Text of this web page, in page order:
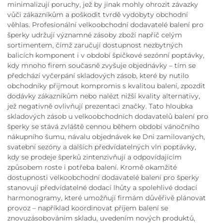
minimalizují poruchy, jež by jinak mohly ohrozit závazky
vůči zákazníkům a poškodit tvrdě vydobyty obchodní
věhlas. Profesionální velkoobchodní dodavatelé balení pro
šperky udržují významné zásoby zboží napříč celým
sortimentem, čímž zaručují dostupnost nezbytných
balicích komponent i v období špičkové sezónní poptávky,
kdy mnoho firem současně zvyšuje objednávky – tím se
předchází vyčerpání skladových zásob, které by nutilo
obchodníky přijmout kompromis s kvalitou balení, zpozdit
dodávky zákazníkům nebo nalézt nižší kvality alternativy,
jež negativně ovlivňují prezentaci značky. Tato hloubka
skladových zásob u velkoobchodních dodavatelů balení pro
šperky se stává zvláště cennou během období vánočního
nákupního šumu, návalu objednávek ke Dni zamilovaných,
svatební sezóny a dalších předvídatelných vln poptávky,
kdy se prodeje šperků zintenzivňují a odpovídajícím
způsobem roste i potřeba balení. Kromě okamžité
dostupnosti velkoobchodní dodavatelé balení pro šperky
stanovují předvídatelné dodací lhůty a spolehlivé dodací
harmonogramy, které umožňují firmám důvěřivě plánovat
provoz – například koordinovat příjem balení se
znovuzásobováním skladu, uvedením nových produktů,